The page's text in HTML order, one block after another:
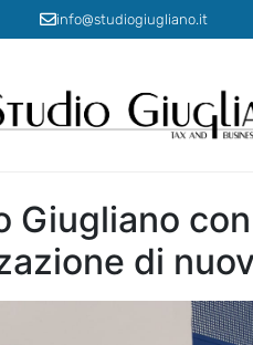
info@studiogiugliano.it
Giugliano
di